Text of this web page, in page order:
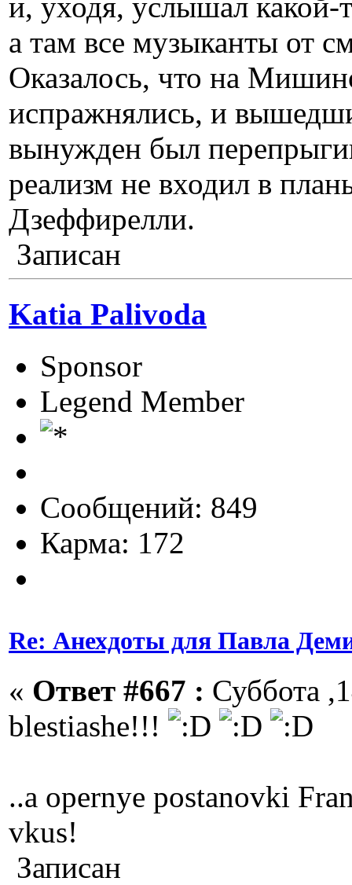
а там все музыканты от
Оказалось, что на
испражнялись, и
вынужден был
реализм не входил в
Дзеффирелли.
Записан
Katia Palivoda
Sponsor
Legend Member
Сообщений: 849
Карма: 172
Re: Анехдоты для Павла
« Ответ #667 : Суббота
blestiashe!!!
..a opernye postanovki
vkus!
Записан